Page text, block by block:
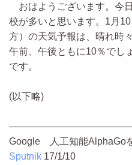
おはようございます。今
校が多いと思います。1月
方）の天気予報は、晴れ時
午前、午後ともに10％でし
です。
(以下略)
Google 人工知能AlphaGo
Sputnik 17/1/10